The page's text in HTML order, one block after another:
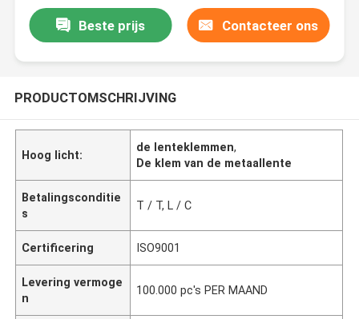
Beste prijs Contacteer ons
PRODUCTOMSCHRIJVING
Hoog licht:
de lenteklemmen,
De klem van de metaallente
Betalingsconditie
s
T / T, L / C
Certificering ISO9001
Levering vermoge
n
100.000 pc's PER MAAND